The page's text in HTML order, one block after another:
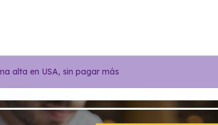
alta en USA, sin pagar más